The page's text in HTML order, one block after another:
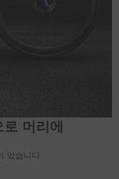
머리에
있습니다.